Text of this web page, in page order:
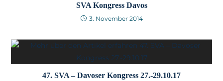
SVA Kongress Davos
3. November 2014
47. SVA – Davoser Kongress 27.-29.10.17